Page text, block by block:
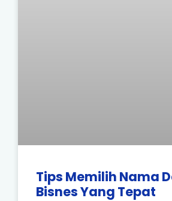
Tips Memilih Nama
Bisnes Yang Tepat